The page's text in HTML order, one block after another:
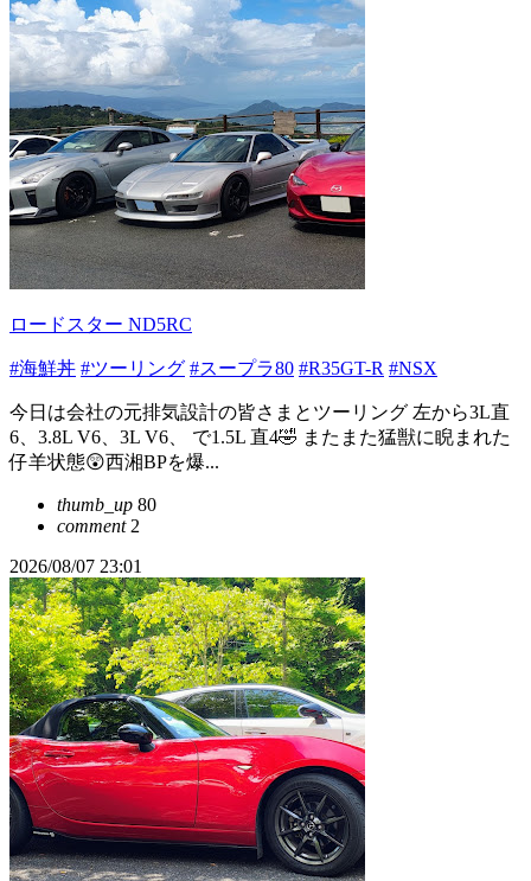
ロードスター ND5RC
#海鮮丼 #ツーリング #スープラ80 #R35GT-R #NSX
今日は会社の元排気設計の皆さまとツーリング 左から3L直
6、3.8L V6、3L V6、 で1.5L 直4🤣 またまた猛獣に睨まれた
仔羊状態😲西湘BPを爆...
thumb_up 80
comment2
2026/08/07 23:01